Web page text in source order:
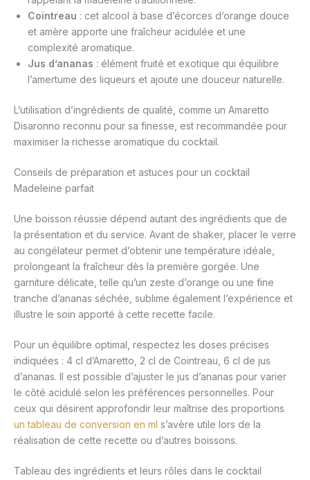
Cointreau : cet alcool à base d’écorces d’orange douce
et amère apporte une fraîcheur acidulée et une
complexité aromatique.
Jus d’ananas : élément fruité et exotique qui équilibre
l’amertume des liqueurs et ajoute une douceur naturelle.
L’utilisation d’ingrédients de qualité, comme un Amaretto
Disaronno reconnu pour sa finesse, est recommandée pour
maximiser la richesse aromatique du cocktail.
Conseils de préparation et astuces pour un cocktail
Madeleine parfait
Une boisson réussie dépend autant des ingrédients que de
la présentation et du service. Avant de shaker, placer le verre
au congélateur permet d’obtenir une température idéale,
prolongeant la fraîcheur dès la première gorgée. Une
garniture délicate, telle qu’un zeste d’orange ou une fine
tranche d’ananas séchée, sublime également l’expérience et
illustre le soin apporté à cette recette facile.
Pour un équilibre optimal, respectez les doses précises
indiquées : 4 cl d’Amaretto, 2 cl de Cointreau, 6 cl de jus
d’ananas. Il est possible d’ajuster le jus d’ananas pour varier
le côté acidulé selon les préférences personnelles. Pour
ceux qui désirent approfondir leur maîtrise des proportions
un tableau de conversion en ml s’avère utile lors de la
réalisation de cette recette ou d’autres boissons.
Tableau des ingrédients et leurs rôles dans le cocktail